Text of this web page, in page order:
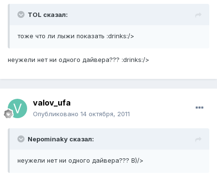
TOL сказал:
тоже что ли лыжи показать :drinks:/>
неужели нет ни одного дайвера??? :drinks:/>
valov_ufa
Опубликовано 14 октября, 2011
Nepominaky сказал:
неужели нет ни одного дайвера??? B)/>